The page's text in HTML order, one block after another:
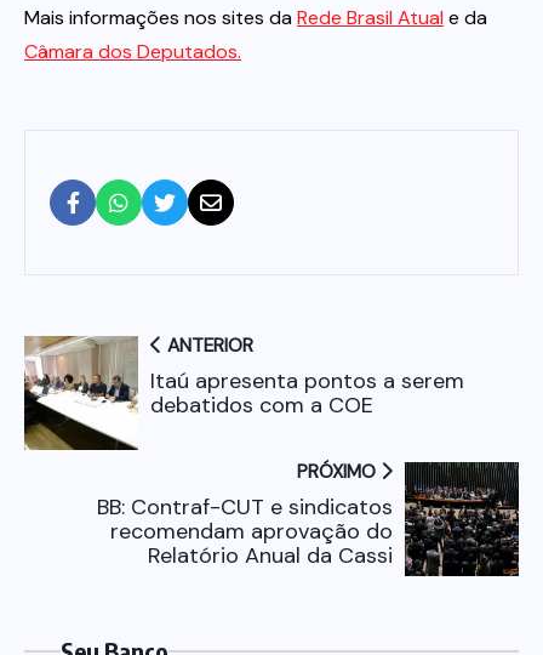
Mais informações nos sites daRede Brasil Atual e da
Câmara dos Deputados.
ANTERIOR
Itaú apresenta pontos a serem
debatidos com a COE
PRÓXIMO
BB: Contraf-CUT e sindicatos
recomendam aprovação do
Relatório Anual da Cassi